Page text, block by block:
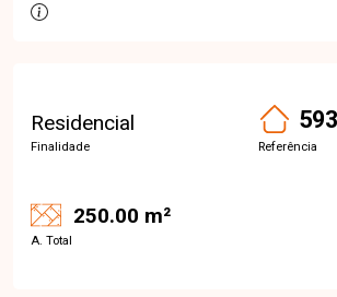
Residencial
Finalidade Referência
250.00 m²
A. Total